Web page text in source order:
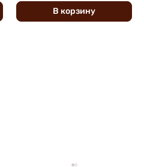
В корзину